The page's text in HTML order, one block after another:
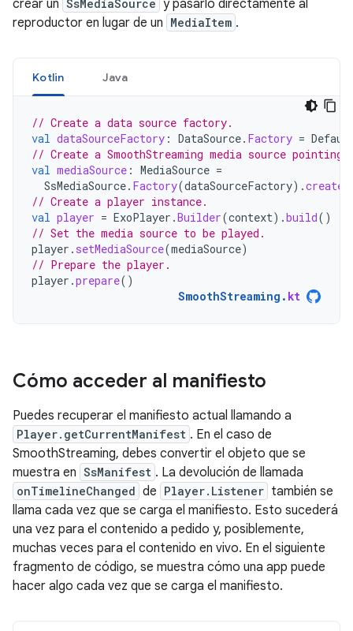
crear un SsMediaSource y pasarlo directamente al
reproductor en lugar de un MediaItem .
Kotlin Java
// Create a data source factory.
val dataSourceFactory : DataSource. Factory =
// Create a SmoothStreaming media source
val mediaSource : MediaSource =
SsMediaSource. Factory(dataSourceFactory).
// Create a player instance.
val player = ExoPlayer .Builder(context).build()
// Set the media source to be played.
player . setMediaSource(mediaSource)
// Prepare the player.
player .prepare()
SmoothStreaming . kt
Cómo acceder al manifiesto
Puedes recuperar el manifiesto actual llamando a
Player.getCurrentManifest . En el caso de
SmoothStreaming, debes convertir el objeto que se
muestra en SsManifest . La devolución de llamada
onTimelineChanged de Player.Listener también se
llama cada vez que se carga el manifiesto. Esto sucederá
una vez para el contenido a pedido y, posiblemente,
muchas veces para el contenido en vivo. En el siguiente
fragmento de código, se muestra cómo una app puede
hacer algo cada vez que se carga el manifiesto.